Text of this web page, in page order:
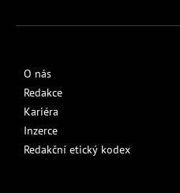
O nás
Redakce
Kariéra
Inzerce
Redakční etický kodex